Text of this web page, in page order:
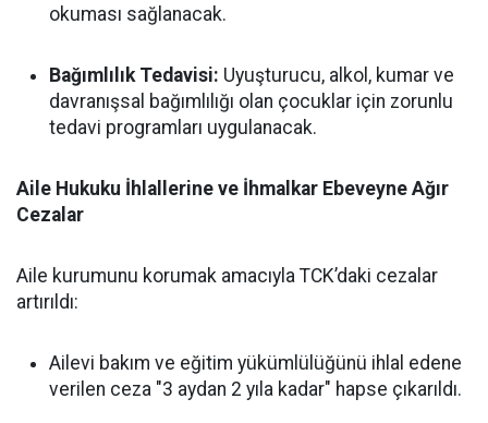
okuması sağlanacak.
Bağımlılık Tedavisi: Uyuşturucu, alkol, kumar ve
davranışsal bağımlılığı olan çocuklar için zorunlu
tedavi programları uygulanacak.
Aile Hukuku İhlallerine ve İhmalkar Ebeveyne Ağır
Cezalar
Aile kurumunu korumak amacıyla TCK’daki cezalar
artırıldı:
Ailevi bakım ve eğitim yükümlülüğünü ihlal edene
verilen ceza "3 aydan 2 yıla kadar" hapse çıkarıldı.